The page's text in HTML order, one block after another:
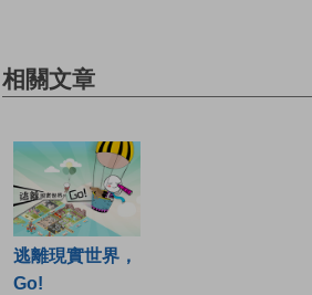
相關文章
逃離現實世界，
Go!